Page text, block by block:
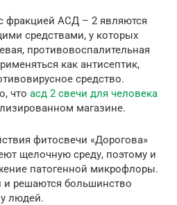
фракцией АСД – 2 являются
средствами, у которых
противовоспалительная
как антисептик,
средство.
что асд 2 свечи для человека
магазине.
фитосвечи «Дорогова»
щелочную среду, поэтому и
патогенной микрофлоры.
и решаются большинство
людей.